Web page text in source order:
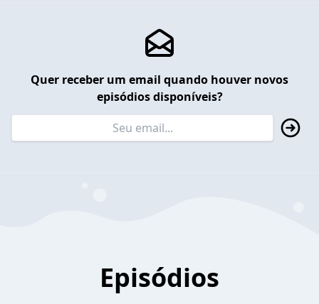
Quer receber um email quando houver novos
episódios disponíveis?
Episódios